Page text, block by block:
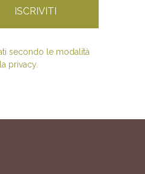
secondo le modalità
privacy.